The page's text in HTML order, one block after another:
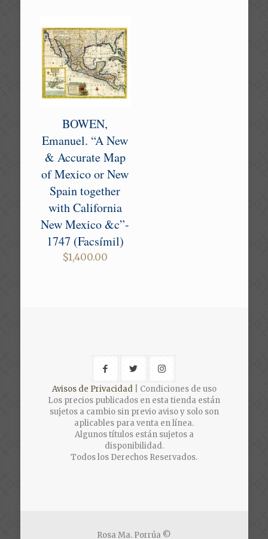
BOWEN,
Emanuel. “A New
& Accurate Map
of Mexico or New
Spain together
with California
New Mexico &c”-
1747 (Facsímil)
$1,400.00
Avisos de Privacidad| Condiciones de uso
Los precios publicados en esta tienda están
sujetos a cambio sin previo aviso y solo son
aplicables para venta en línea.
Algunos títulos están sujetos a
disponibilidad.
Todos los Derechos Reservados.
Rosa Ma. Porrúa ©